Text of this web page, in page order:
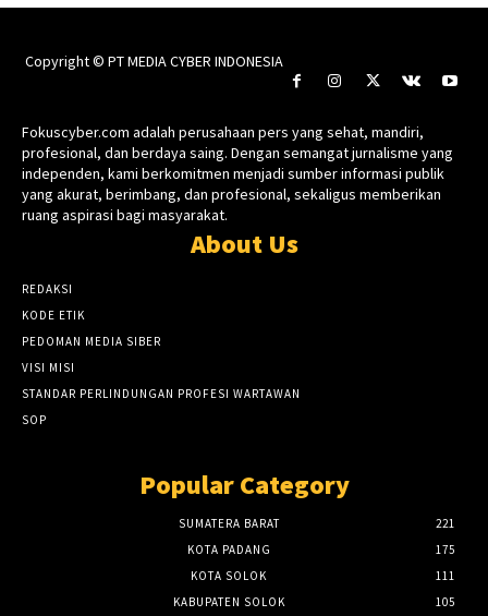
Copyright © PT MEDIA CYBER INDONESIA
Fokuscyber.com adalah perusahaan pers yang sehat, mandiri,
profesional, dan berdaya saing. Dengan semangat jurnalisme yang
independen, kami berkomitmen menjadi sumber informasi publik
yang akurat, berimbang, dan profesional, sekaligus memberikan
ruang aspirasi bagi masyarakat.
About Us
REDAKSI
KODE ETIK
PEDOMAN MEDIA SIBER
VISI MISI
STANDAR PERLINDUNGAN PROFESI WARTAWAN
SOP
Popular Category
SUMATERA BARAT
221
KOTA PADANG
175
KOTA SOLOK
111
KABUPATEN SOLOK
105